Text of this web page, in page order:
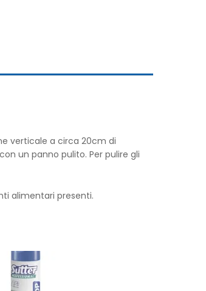
verticale a circa 20cm di
un panno pulito. Per pulire gli
alimentari presenti.